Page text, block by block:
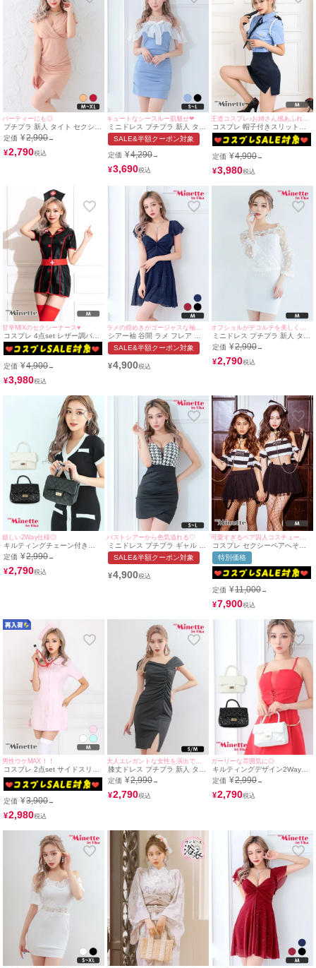
パーティーにも◎
プチプラ 新人 タイト セクシー
ラウンジ 半袖 シアー 低身長
谷間 カシュクール風 ベージュ
キャバドレス (せいせい着
用/M~XLサイズ対応) |
定価 ¥2,990→
¥2,790
キュートなシースルー肌魅せ❤︎
ミニドレス プチプラ 新人 タイ
ト オフショル キャミソール シ
アー 低身長 胸元隠し リボン
水色 キャバドレス (せいせい着
用/S~Lサイズ) | myMinette/マ
イミネット
SALE&半額クーポン対象
定価 ¥4,290→
¥3,690
コスプレ 帽子付きスリットブ
ルーセクシープチプラポリス
[4点セット] (トップス/スカー
定価 ¥4,900→
¥3,980
甘辛MIXのセクシーナース♥
コスプレ 4点set レザー調パイ
ピングタイトミニブラックプチ
プラセクシーナース [ナース服
定価 ¥4,900→
¥3,980
ラメの煌めきがゴージャスな袖ありドレス♡
シアー袖 谷間 ラメ フレア ミ
ニドレス (せいせい着用/Mサイ
ズ対応) | myMinette/マイミネ
SALE&半額クーポン対象
¥4,900
ミニドレス プチプラ 新人 タイ
ト 長袖 袖あり オフショル レ
ース 花柄 低身長 胸元隠し 同
伴 清楚 白 キャバドレス (せい
せい着用/Mサイズ対応) |
定価 ¥2,990→
¥2,790
嬉しい2Way仕様◎
キルティングチェーン付き
2wayプチプラミニバッグ
[myMinette/マイミネット]
定価 ¥2,990→
¥2,790
バストシアーから色気溢れる♡
ミニドレス プチプラ ギャル タ
イト セクシー キャミソール 低
身長 谷間 千鳥格子柄 白 黒 モ
い着用/S~Lサイズ対応) |
SALE&半額クーポン対象
¥4,900
コスプレ セクシーペアへそ出
しサスペンダー付きチュールフ
レアスカート囚人 [4点セット]
(トップス/スカート/帽子/チョ
ーカー&カフス)
特別価格
定価 ¥11,000→
¥7,900
男性ウケMAX！！
コスプレ 2点set サイドスリッ
トセクシーミニプチプラナース
[ワンピース+帽子]
定価 ¥3,900→
¥2,980
大人エレガントな女性を演出できる美ラインドレス♪
膝丈ドレス プチプラ 新人 タイ
ト スリット セクシー ラウンジ
ワンショル 低身長 胸元隠し
スナック 縦シャーリング 黒 キ
ャバドレス (せいせい着用/S~M
定価 ¥2,990→
¥2,790
ガーリーな雰囲気に◎
キルティングデザイン2Wayプ
チプラミニバッグ[myMinette/
マイミネット]
定価 ¥2,990→
¥2,790